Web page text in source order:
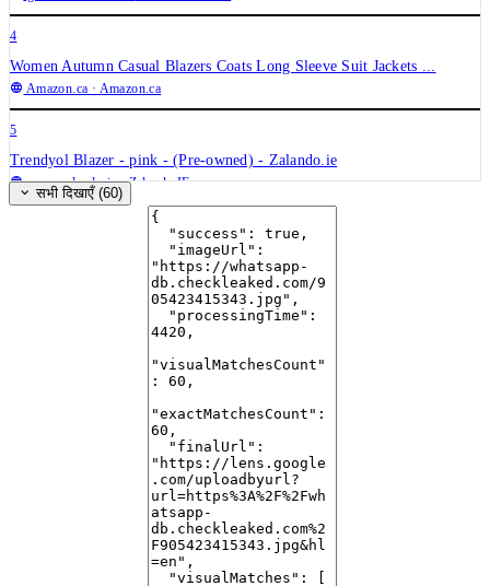
4
Women Autumn Casual Blazers Coats Long Sleeve Suit Jackets ...
Amazon.ca · Amazon.ca
5
Trendyol Blazer - pink - (Pre-owned) - Zalando.ie
www.zalando.ie· Zalando IE
ALVA Blazer - Deep Burgundy Herringbone – Lotta Ludwigson
www.lottaludwigson.com· Lotta Ludwigson
· Ann Taylor
Burgundy stretch double-breasted year-round Blazer
· Sumissura
Barrameda Burgundy Double-Breasted Blazer Dress | La petite ...
· Boutique 1861
सभी दिखाएँ (60)